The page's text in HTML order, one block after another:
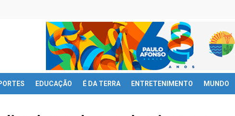
EDUCAÇÃO É DA TERRA ENTRETENIMENTO MUNDO